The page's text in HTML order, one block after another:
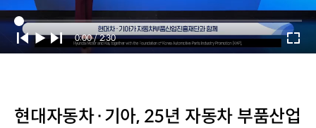
Current
Time
0:00 / Duration
2:30
현대자동차·기아, 25년 자동차 부품산업